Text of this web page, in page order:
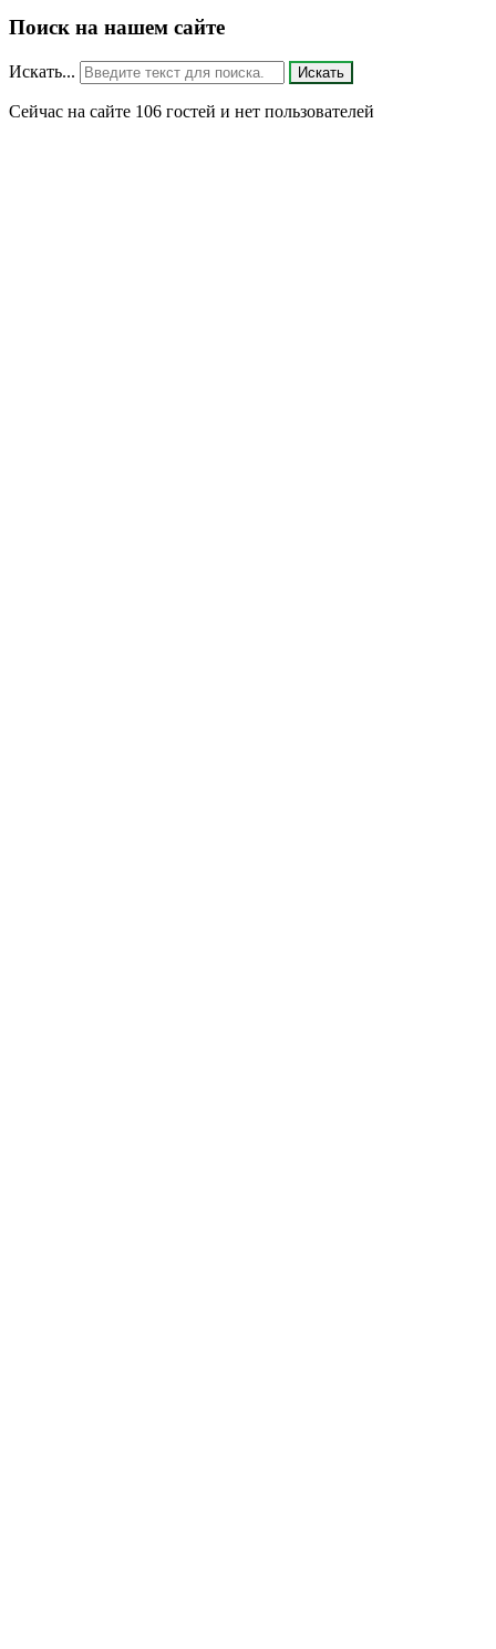
Поиск на нашем сайте
Искать... Искать
Сейчас на сайте 106 гостей и нет пользователей